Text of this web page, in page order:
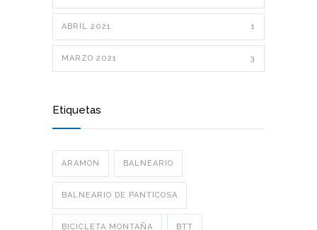
ABRIL 2021 1
MARZO 2021 3
Etiquetas
ARAMON BALNEARIO
BALNEARIO DE PANTICOSA
BICICLETA MONTAÑA BTT